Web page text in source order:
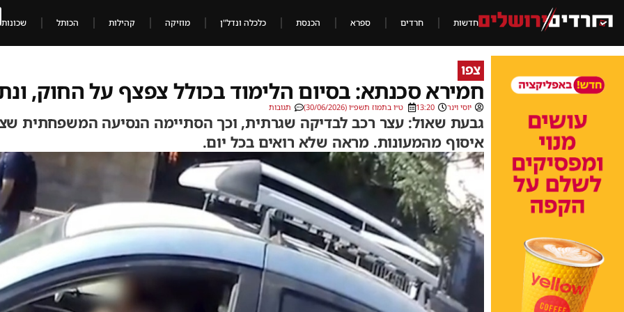
חדשות חרדים ספרא הכנסת כלכלה ונדל"ן מוזיקה קהילות הכותל שכונות
צפו
חמירא סכנתא: בסיום הלימוד בכולל צפצף על החוק,
יוסי וינר 13:20 ט״ו בתמוז תשפ״ו (30/06/2026) תגובות
גבעת שאול: עצר רכב לבדיקה שגרתית, וכך הסתיימה הנסיעה המשפחתית
איסוף מהמעונות. מראה שלא רואים בכל יום.